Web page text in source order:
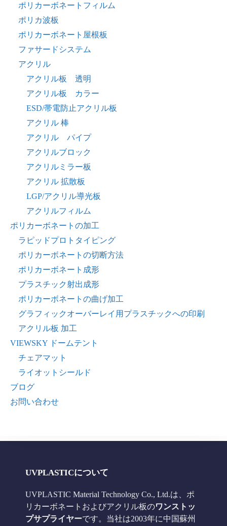
ポリカーボネートフィルム
ポリカ波板
ポリカーボネート屋根板
ファサードシステム
アクリル
アクリル板 透明
アクリル板 カラー
ESD/帯電防止アクリル板
アクリル 棒
アクリル パイプ
アクリルブロック
アクリルミラー板
アクリル 拡散板
LGP/アクリル導光板
アクリルフィルム
ポリカーボネートの加工
ラピッドプロトタイピング
ポリカーボネートの切断方法
ポリカーボネート成形
プラスチック射出成形
ポリカーボネートの曲げ加工
グラフィックオーバーレイ用プラスチックへの印刷
アクリル板 加工
VIEWSKY ドームテント
チェアマット
ライオットシールド
ブログ
お問い合わせ
UVPLASTICについて
UVPLASTIC Material Technology Co., Ltd.は、ポ
リカーボネートおよびアクリル板のワンストッ
プサプライヤーです。当社は2003年に中国蘇州